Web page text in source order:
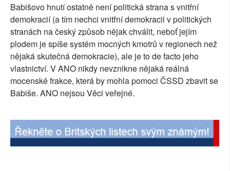
Babišovo hnutí ostatně není politická strana s vnitřní
demokracií (a tím nechci vnitřní demokracii v politických
stranách na český způsob nějak chválit, neboť jejím
plodem je spíše systém mocných kmotrů v regionech než
nějaká skutečná demokracie), ale je to de facto jeho
vlastnictví. V ANO nikdy nevznikne nějaká reálná
mocenské frakce, která by mohla pomoci ČSSD zbavit se
Babiše. ANO nejsou Věci veřejné.